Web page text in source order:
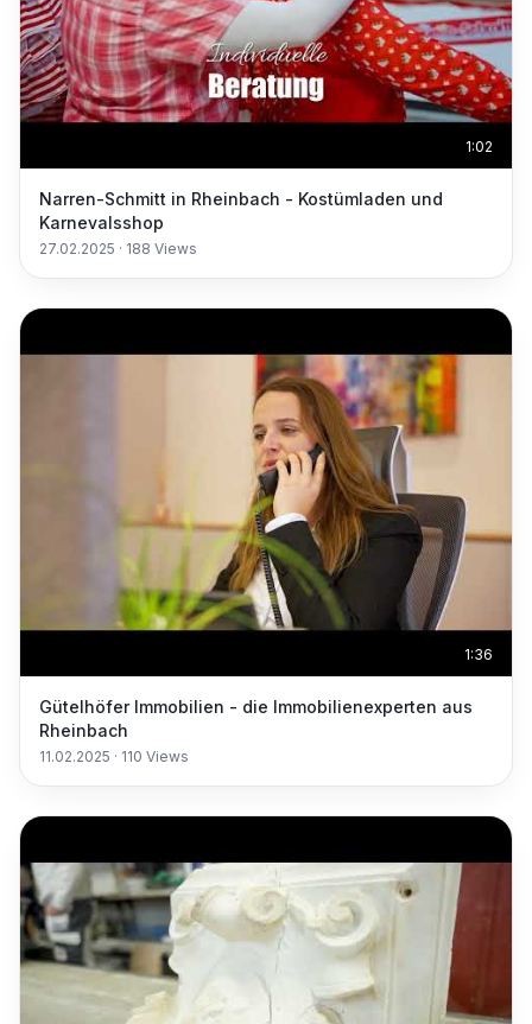
1:02
Narren-Schmitt in Rheinbach - Kostümladen und
Karnevalsshop
27.02.2025 · 188 Views
1:36
Gütelhöfer Immobilien - die Immobilienexperten aus
Rheinbach
11.02.2025 · 110 Views